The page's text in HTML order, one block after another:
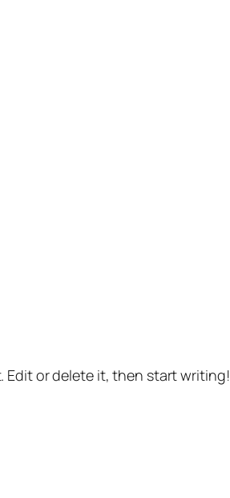
Edit or delete it, then start writing!